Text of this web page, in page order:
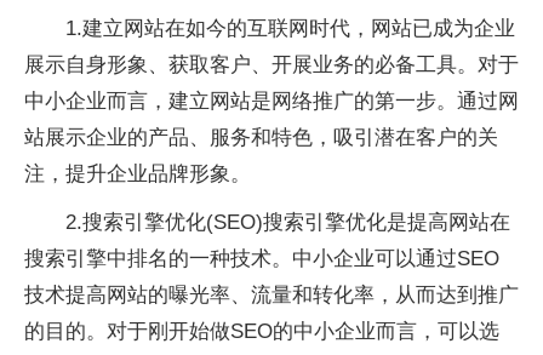
1.建立网站在如今的互联网时代，网站已成为企业
展示自身形象、获取客户、开展业务的必备工具。对于
中小企业而言，建立网站是网络推广的第一步。通过网
站展示企业的产品、服务和特色，吸引潜在客户的关
注，提升企业品牌形象。
2.搜索引擎优化(SEO)搜索引擎优化是提高网站在
搜索引擎中排名的一种技术。中小企业可以通过SEO
技术提高网站的曝光率、流量和转化率，从而达到推广
的目的。对于刚开始做SEO的中小企业而言，可以选